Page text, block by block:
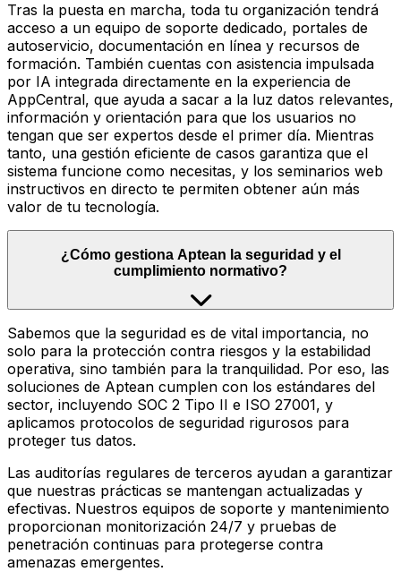
Tras la puesta en marcha, toda tu organización tendrá
acceso a un equipo de soporte dedicado, portales de
autoservicio, documentación en línea y recursos de
formación. También cuentas con asistencia impulsada
por IA integrada directamente en la experiencia de
AppCentral, que ayuda a sacar a la luz datos relevantes,
información y orientación para que los usuarios no
tengan que ser expertos desde el primer día. Mientras
tanto, una gestión eficiente de casos garantiza que el
sistema funcione como necesitas, y los seminarios web
instructivos en directo te permiten obtener aún más
valor de tu tecnología.
¿Cómo gestiona Aptean la seguridad y el
cumplimiento normativo?
Sabemos que la seguridad es de vital importancia, no
solo para la protección contra riesgos y la estabilidad
operativa, sino también para la tranquilidad. Por eso, las
soluciones de Aptean cumplen con los estándares del
sector, incluyendo SOC 2 Tipo II e ISO 27001, y
aplicamos protocolos de seguridad rigurosos para
proteger tus datos.
Las auditorías regulares de terceros ayudan a garantizar
que nuestras prácticas se mantengan actualizadas y
efectivas. Nuestros equipos de soporte y mantenimiento
proporcionan monitorización 24/7 y pruebas de
penetración continuas para protegerse contra
amenazas emergentes.